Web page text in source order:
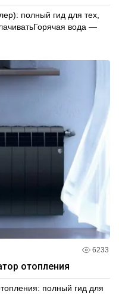
полный гид для тех,
вода —
6233
отопления
полный гид для